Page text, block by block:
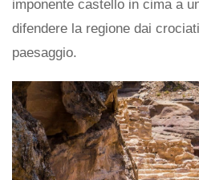
imponente castello in cima a
difendere la regione dai
paesaggio.